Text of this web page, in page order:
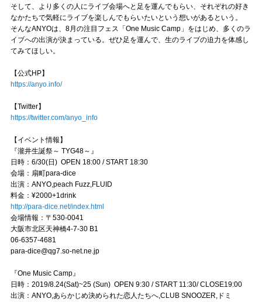
そして、より多くの人にライブ会場へと足を運んでもらい、それぞれの好き
なかたちで気軽にライブを楽しんでもらいたいという想いがあるという。
そんなANYOは、8月の注目フェス「One Music Camp」をはじめ、多くのラ
イブへの出演が決まっている。ぜひ足を運んで、生のライブの迫力を体感し
てみてほしい。
【公式HP】
https://anyo.info/
【Twitter】
https://twitter.com/anyo_info
【イベント情報】
『瀧井生誕祭～ TYG48～』
日時：6/30(日) OPEN 18:00 / START 18:30
会場：扇町para-dice
出演：ANYO,peach Fuzz,FLUID
料金：¥2000+1drink
http://para-dice.net/index.html
会場情報：〒530-0041
大阪市北区天神橋4-7-30 B1
06-6357-4681
para-dice@qg7.so-net.ne.jp
『One Music Camp』
日時：2019/8.24(Sat)~25 (Sun) OPEN 9:30 / START 11:30/ CLOSE19:00
出演：ANYO,あらかじめ決められた恋人たちへ,CLUB SNOOZER,ドミ